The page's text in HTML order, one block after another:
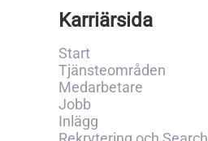
Karriärsida
Start
Tjänsteområden
Medarbetare
Jobb
Inlägg